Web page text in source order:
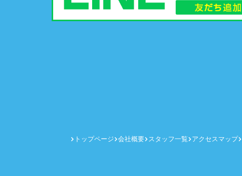
トップページ 会社概要 スタッフ一覧 アクセスマップ